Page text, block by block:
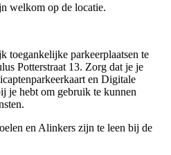
welkom op de locatie.
toegankelijke parkeerplaatsen te
Potterstraat 13. Zorg dat je je
en Digitale
je hebt om gebruik te kunnen
en Alinkers zijn te leen bij de